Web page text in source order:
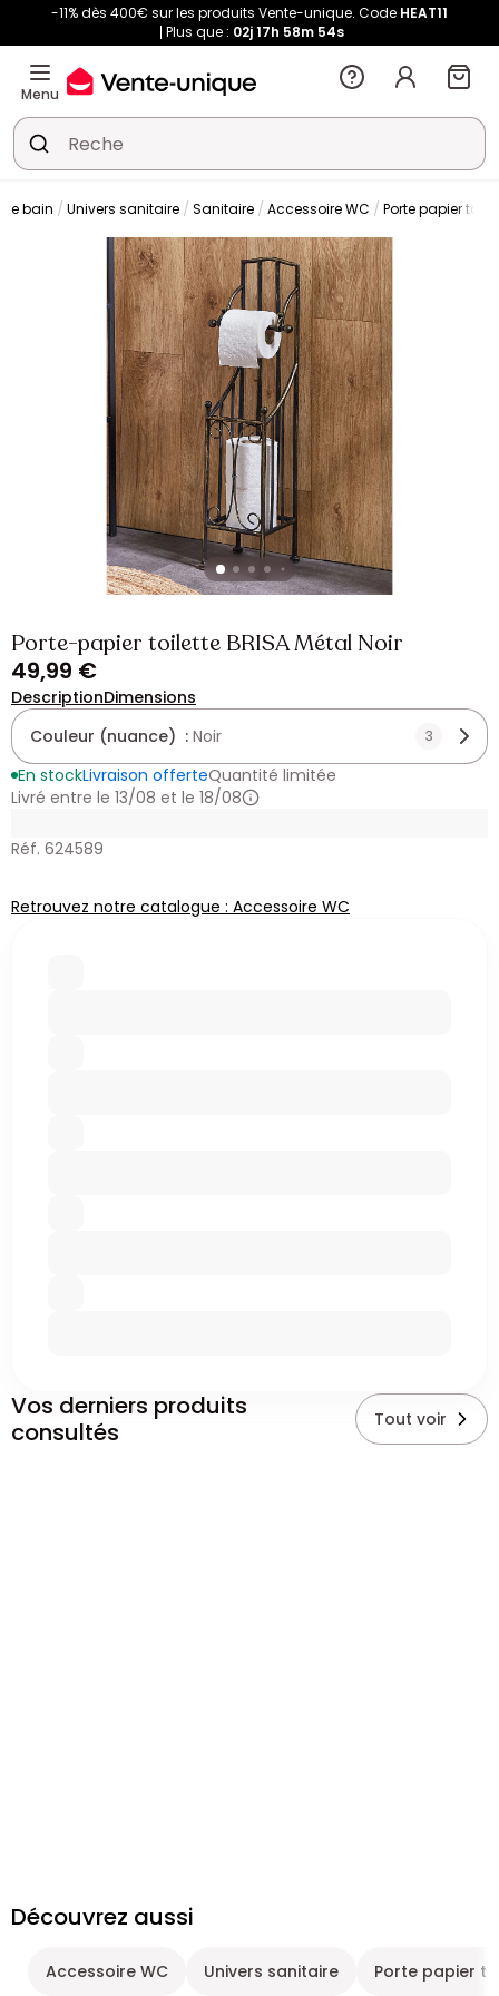
-11% dès 400€ sur les produits Vente-unique. Code HEAT11
Plus que : 02j 17h 58m 54s
Menu
bain Univers sanitaire Sanitaire Accessoire WC Porte papier
Porte-papier toilette BRISA Métal Noir
49,99 €
DescriptionDimensions
Couleur (nuance) : Noir 3
En stockLivraison offerteQuantité limitée
Livré entre le 13/08 et le 18/08
Réf. 624589
Retrouvez notre catalogue : Accessoire WC
Vos derniers produits
consultés
Tout voir
Découvrez aussi
Accessoire WC Univers sanitaire Porte papier